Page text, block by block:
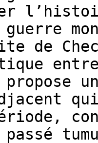
guerre
de
passé